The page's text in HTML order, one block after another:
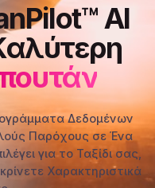
AI
Δεδομένων
Παρόχους σε Ένα
για το Ταξίδι σας,
Χαρακτηριστικά